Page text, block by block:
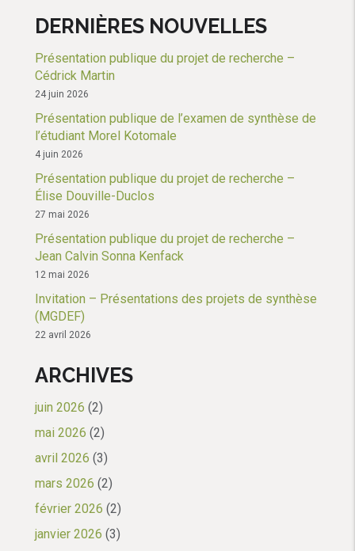
DERNIÈRES NOUVELLES
Présentation publique du projet de recherche –
Cédrick Martin
24 juin 2026
Présentation publique de l’examen de synthèse de
l’étudiant Morel Kotomale
4 juin 2026
Présentation publique du projet de recherche –
Élise Douville-Duclos
27 mai 2026
Présentation publique du projet de recherche –
Jean Calvin Sonna Kenfack
12 mai 2026
Invitation – Présentations des projets de synthèse
(MGDEF)
22 avril 2026
ARCHIVES
juin 2026 (2)
mai 2026 (2)
avril 2026 (3)
mars 2026 (2)
février 2026 (2)
janvier 2026 (3)